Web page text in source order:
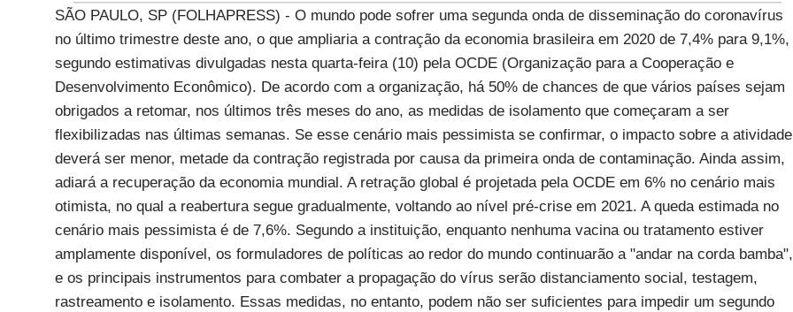
SÃO PAULO, SP (FOLHAPRESS) - O mundo pode sofrer uma segunda onda de disseminação do coronavírus
no último trimestre deste ano, o que ampliaria a contração da economia brasileira em 2020 de 7,4% para 9,1%,
segundo estimativas divulgadas nesta quarta-feira (10) pela OCDE (Organização para a Cooperação e
Desenvolvimento Econômico). De acordo com a organização, há 50% de chances de que vários países sejam
obrigados a retomar, nos últimos três meses do ano, as medidas de isolamento que começaram a ser
flexibilizadas nas últimas semanas. Se esse cenário mais pessimista se confirmar, o impacto sobre a atividade
deverá ser menor, metade da contração registrada por causa da primeira onda de contaminação. Ainda assim,
adiará a recuperação da economia mundial. A retração global é projetada pela OCDE em 6% no cenário mais
otimista, no qual a reabertura segue gradualmente, voltando ao nível pré-crise em 2021. A queda estimada no
cenário mais pessimista é de 7,6%. Segundo a instituição, enquanto nenhuma vacina ou tratamento estiver
amplamente disponível, os formuladores de políticas ao redor do mundo continuarão a "andar na corda bamba",
e os principais instrumentos para combater a propagação do vírus serão distanciamento social, testagem,
rastreamento e isolamento. Essas medidas, no entanto, podem não ser suficientes para impedir um segundo